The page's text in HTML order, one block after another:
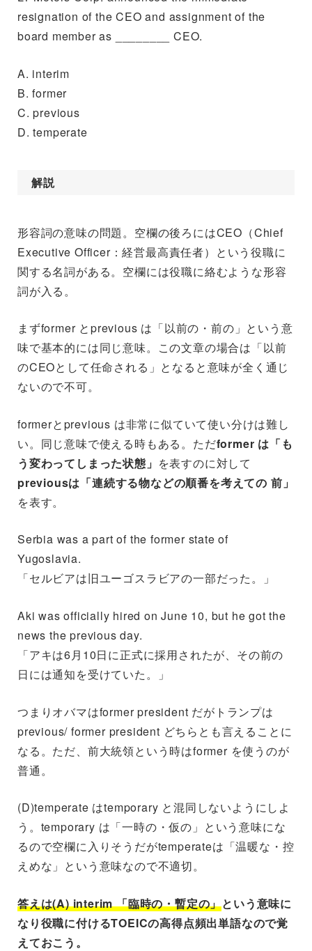
resignation of the CEO and assignment of the
board member as ________ CEO.
A. interim
B. former
C. previous
D. temperate
解説
形容詞の意味の問題。空欄の後ろにはCEO（Chief
Executive Officer：経営最高責任者）という役職に
関する名詞がある。空欄には役職に絡むような形容
詞が入る。
まずformer とprevious は「以前の・前の」という意
味で基本的には同じ意味。この文章の場合は「以前
のCEOとして任命される」となると意味が全く通じ
ないので不可。
formerとprevious は非常に似ていて使い分けは難し
い。同じ意味で使える時もある。ただformer は「も
う変わってしまった状態」 を表すのに対して
previousは「連続する物などの順番を考えての 前」
を表す。
Serbia was a part of the former state of
Yugoslavia.
「セルビアは旧ユーゴスラビアの一部だった。」
Aki was officially hired on June 10, but he got the
news the previous day.
「アキは6月10日に正式に採用されたが、その前の
日には通知を受けていた。」
つまりオバマはformer president だがトランプは
previous/ former president どちらとも言えることに
なる。ただ、前大統領という時はformer を使うのが
普通。
(D)temperate はtemporary と混同しないようにしよ
う。temporary は「一時の・仮の」という意味にな
るので空欄に入りそうだがtemperateは「温暖な・控
えめな」という意味なので不適切。
答えは(A) interim 「臨時の・暫定の」という意味に
なり役職に付けるTOEICの高得点頻出単語なので覚
えておこう。